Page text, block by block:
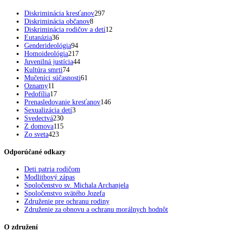
Diskriminácia kresťanov297
Diskriminácia občanov8
Diskriminácia rodičov a detí12
Eutanázia36
Genderideológia94
Homoideológia217
Juvenilná justícia44
Kultúra smrti74
Mučeníci súčasnosti61
Oznamy11
Pedofília17
Prenasledovanie kresťanov146
Sexualizácia detí3
Svedectvá230
Z domova115
Zo sveta423
Odporúčané odkazy
Deti patria rodičom
Modlitbový zápas
Spoločenstvo sv. Michala Archanjela
Spoločenstvo svätého Jozefa
Združenie pre ochranu rodiny
Združenie za obnovu a ochranu morálnych hodnôt
O združení